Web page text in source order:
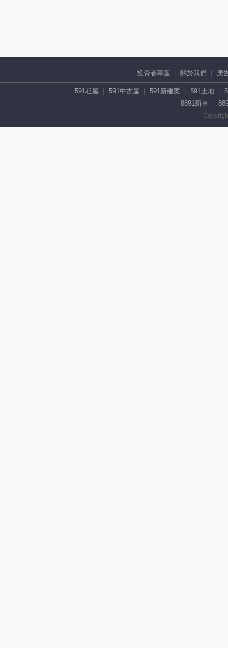
投資者專區 關於我們 廣
591租屋 591中古屋 591新建案 591土地
8891新車